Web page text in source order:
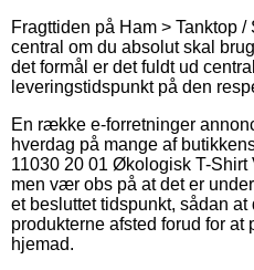
Fragttiden på Ham > Tanktop
central om du absolut skal
det formål er det fuldt ud
leveringstidspunkt på den
En række e-forretninger
hverdag på mange af
11030 20 01 Økologisk T-
men vær obs på at det er
et besluttet tidspunkt, sådan
produkterne afsted forud for at
hjemad.